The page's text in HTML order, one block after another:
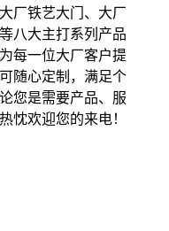
厂铁艺大门、大厂
八大主打系列产品
每一位大厂客户提
随心定制，满足个
您是需要产品、服
忱欢迎您的来电！